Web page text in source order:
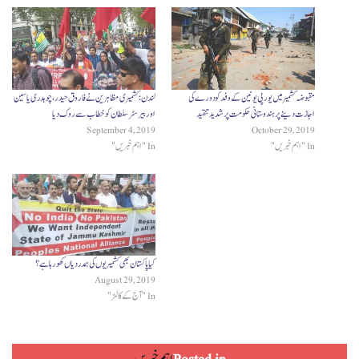
لندن: کشمیری مظاہرین نے فاروق حیدر، چوہدری یاسین
اور بیرسٹر سلطان کو خطاب سے روک دیا
September 4, 2019
In "اہم خبریں"
مقبوضہ کشمیر میں یورپی یونین کے وفد کو دورے کی
اجازت دینے پر ہندوستانی حکومت پر شدید تنقید
October 29, 2019
In "اہم خبریں"
کیا پاکستان بھی کشمیریوں کی ہمدردیاں کھو رہا ہے؟
August 29, 2019
In "آج کے کالمز"